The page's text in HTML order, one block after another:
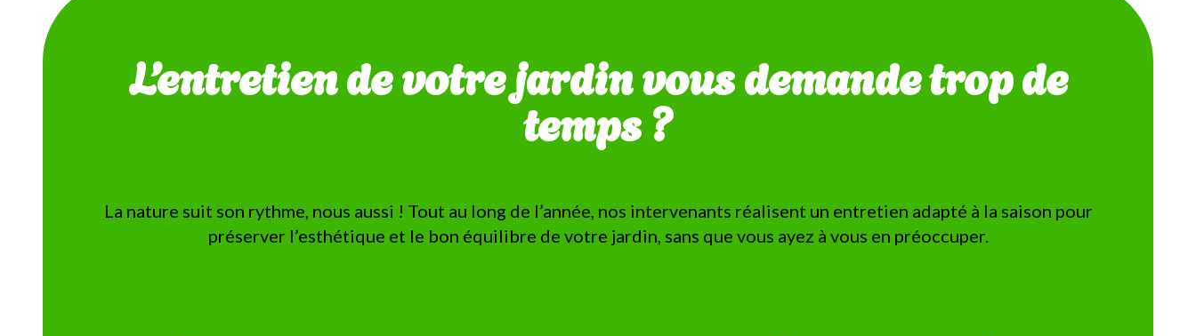
L’entretien de votre jardin vous demande trop de
temps ?
La nature suit son rythme, nous aussi ! Tout au long de l’année, nos intervenants réalisent un entretien adapté à la saison pour
préserver l’esthétique et le bon équilibre de votre jardin, sans que vous ayez à vous en préoccuper.